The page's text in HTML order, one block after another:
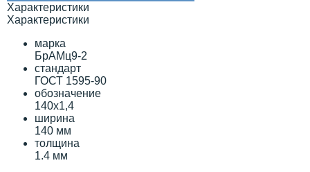
Характеристики
Характеристики
марка
БрАМц9-2
стандарт
ГОСТ 1595-90
обозначение
140х1,4
ширина
140 мм
толщина
1.4 мм